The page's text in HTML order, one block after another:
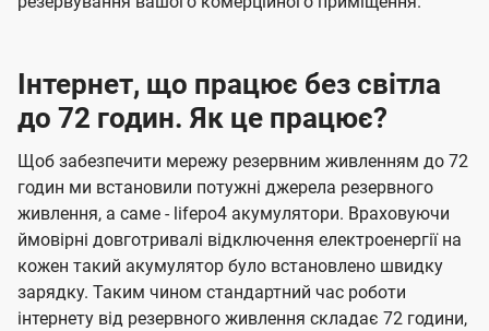
Інтернет, що працює без світла
до 72 годин. Як це працює?
Щоб забезпечити мережу резервним живленням до 72
годин ми встановили потужні джерела резервного
живлення, а саме - lifepo4 акумулятори. Враховуючи
ймовірні довготривалі відключення електроенергії на
кожен такий акумулятор було встановлено швидку
зарядку. Таким чином стандартний час роботи
інтернету від резервного живлення складає 72 години,